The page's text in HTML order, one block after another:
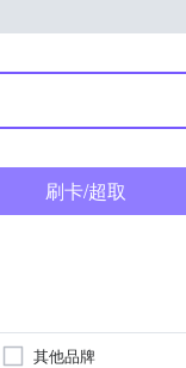
刷卡/超取
其他品牌